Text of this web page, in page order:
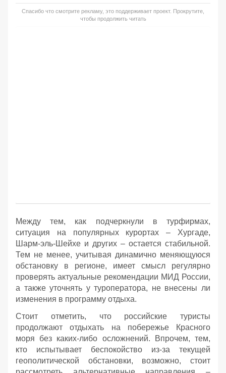
Спасибо что смотрите рекламу, это поддерживает проект. Прокрутите,
чтобы продолжить читать
Между тем, как подчеркнули в турфирмах,
ситуация на популярных курортах – Хургаде,
Шарм-эль-Шейхе и других – остается стабильной.
Тем не менее, учитывая динамично меняющуюся
обстановку в регионе, имеет смысл регулярно
проверять актуальные рекомендации МИД России,
а также уточнять у туроператора, не внесены ли
изменения в программу отдыха.
Стоит отметить, что российские туристы
продолжают отдыхать на побережье Красного
моря без каких-либо осложнений. Впрочем, тем,
кто испытывает беспокойство из-за текущей
геополитической обстановки, возможно, стоит